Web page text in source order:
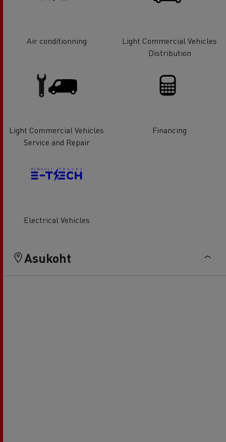
Air conditionning
Light Commercial Vehicles
Distribution
Light Commercial Vehicles
Service and Repair
Financing
Electrical Vehicles
Asukoht